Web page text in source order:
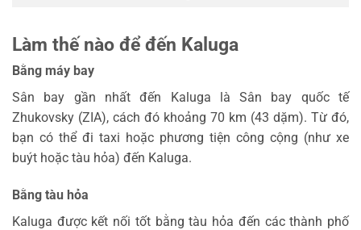
Làm thế nào để đến Kaluga
Bằng máy bay
Sân bay gần nhất đến Kaluga là Sân bay quốc tế
Zhukovsky (ZIA), cách đó khoảng 70 km (43 dặm). Từ đó,
bạn có thể đi taxi hoặc phương tiện công cộng (như xe
buýt hoặc tàu hỏa) đến Kaluga.
Bằng tàu hỏa
Kaluga được kết nối tốt bằng tàu hỏa đến các thành phố